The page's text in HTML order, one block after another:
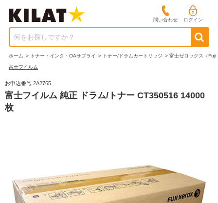
問い合わせ ログイン
何をお探しですか？
ホーム > トナー・インク・OAサプライ > トナー/ドラムカートリッジ > 富士ゼロックス（Fuji
富士フイルム
お申込番号 2A2765
富士フイルム 純正 ドラム/トナー CT350516 14000
枚